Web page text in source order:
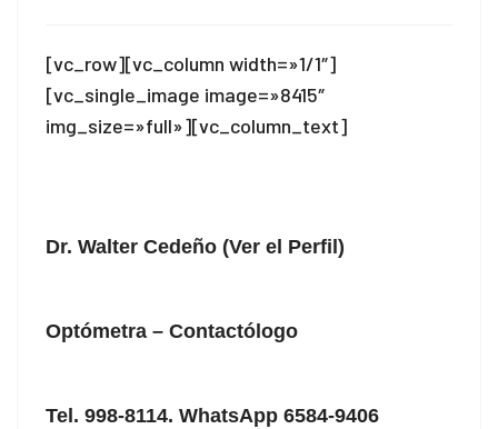
[vc_row][vc_column width=»1/1″]
[vc_single_image image=»8415″
img_size=»full»][vc_column_text]
Dr. Walter Cedeño (Ver el Perfil)
Optómetra – Contactólogo
Tel. 998-8114. WhatsApp 6584-9406